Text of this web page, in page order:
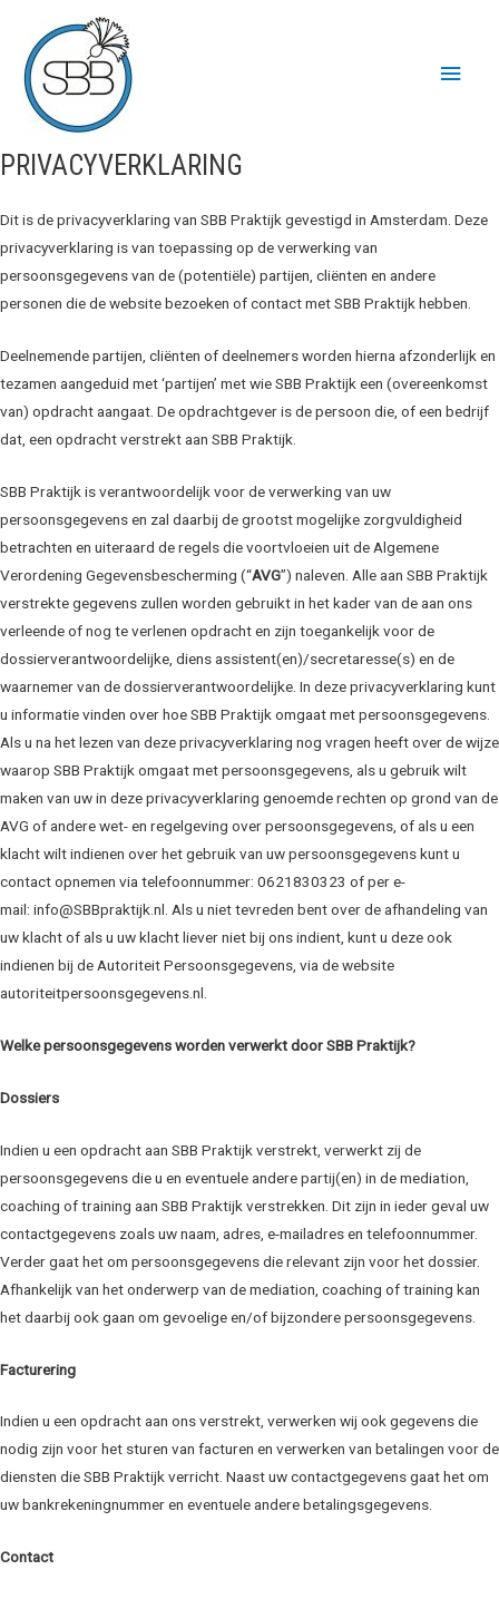
inhoud
PRIVACYVERKLARING
Dit is de privacyverklaring van SBB Praktijk gevestigd in Amsterdam. Deze
privacyverklaring is van toepassing op de verwerking van
persoonsgegevens van de (potentiële) partijen, cliënten en andere
personen die de website bezoeken of contact met SBB Praktijk hebben.
Deelnemende partijen, cliënten of deelnemers worden hierna afzonderlijk en
tezamen aangeduid met ‘partijen’ met wie SBB Praktijk een (overeenkomst
van) opdracht aangaat. De opdrachtgever is de persoon die, of een bedrijf
dat, een opdracht verstrekt aan SBB Praktijk.
SBB Praktijk is verantwoordelijk voor de verwerking van uw
persoonsgegevens en zal daarbij de grootst mogelijke zorgvuldigheid
betrachten en uiteraard de regels die voortvloeien uit de Algemene
Verordening Gegevensbescherming (“AVG”) naleven. Alle aan SBB Praktijk
verstrekte gegevens zullen worden gebruikt in het kader van de aan ons
verleende of nog te verlenen opdracht en zijn toegankelijk voor de
dossierverantwoordelijke, diens assistent(en)/secretaresse(s) en de
waarnemer van de dossierverantwoordelijke. In deze privacyverklaring kunt
u informatie vinden over hoe SBB Praktijk omgaat met persoonsgegevens.
Als u na het lezen van deze privacyverklaring nog vragen heeft over de wijze
waarop SBB Praktijk omgaat met persoonsgegevens, als u gebruik wilt
maken van uw in deze privacyverklaring genoemde rechten op grond van de
AVG of andere wet- en regelgeving over persoonsgegevens, of als u een
klacht wilt indienen over het gebruik van uw persoonsgegevens kunt u
contact opnemen via telefoonnummer: 0621830323 of per e-
mail: info@SBBpraktijk.nl. Als u niet tevreden bent over de afhandeling van
uw klacht of als u uw klacht liever niet bij ons indient, kunt u deze ook
indienen bij de Autoriteit Persoonsgegevens, via de website
autoriteitpersoonsgegevens.nl.
Welke persoonsgegevens worden verwerkt door SBB Praktijk?
Dossiers
Indien u een opdracht aan SBB Praktijk verstrekt, verwerkt zij de
persoonsgegevens die u en eventuele andere partij(en) in de mediation,
coaching of training aan SBB Praktijk verstrekken. Dit zijn in ieder geval uw
contactgegevens zoals uw naam, adres, e-mailadres en telefoonnummer.
Verder gaat het om persoonsgegevens die relevant zijn voor het dossier.
Afhankelijk van het onderwerp van de mediation, coaching of training kan
het daarbij ook gaan om gevoelige en/of bijzondere persoonsgegevens.
Facturering
Indien u een opdracht aan ons verstrekt, verwerken wij ook gegevens die
nodig zijn voor het sturen van facturen en verwerken van betalingen voor de
diensten die SBB Praktijk verricht. Naast uw contactgegevens gaat het om
uw bankrekeningnummer en eventuele andere betalingsgegevens.
Contact